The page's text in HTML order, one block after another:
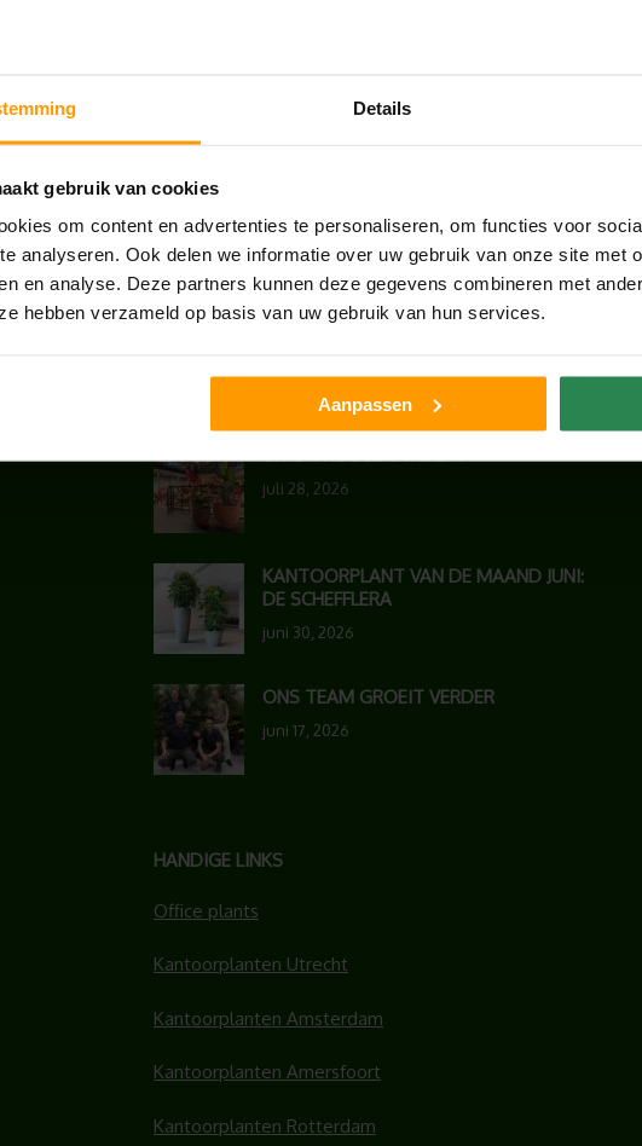
Details
gebruik van cookies
om content en advertenties te personaliseren, om functies voor
analyseren. Ook delen we informatie over uw gebruik van onze site met
en analyse. Deze partners kunnen deze gegevens combineren met
hebben verzameld op basis van uw gebruik van hun services.
Aanpassen
juli 28, 2026
KANTOORPLANT VAN DE MAAND JUNI:
DE SCHEFFLERA
juni 30, 2026
ONS TEAM GROEIT VERDER
juni 17, 2026
HANDIGE LINKS
Office plants
Kantoorplanten Utrecht
Kantoorplanten Amsterdam
Kantoorplanten Amersfoort
Kantoorplanten Rotterdam